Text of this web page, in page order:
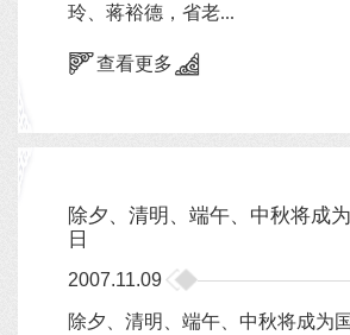
玲、蒋裕德，省老...
查看更多
除夕、清明、端午、中秋将成
日
2007.11.09
除夕、清明、端午、中秋将成为